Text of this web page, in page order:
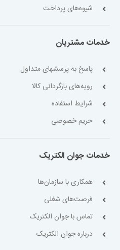
شیوه‌های پرداخت
خدمات مشتریان
پاسخ به پرسشهای متداول
رویه‌های بازگردانی کالا
شرایط استفاده
حریم خصوصی
خدمات جوان الکتریک
همکاری با سازمان‌ها
فرصت‌های شغلی
تماس با جوان الکتریک
درباره جوان الکتریک